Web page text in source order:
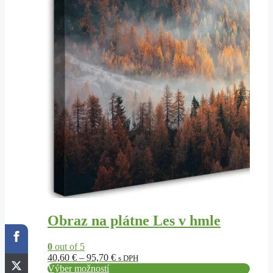
Obraz na plátne Les v hmle
0 out of 5
40,60 € – 95,70 €Price
s DPH
Výber možností